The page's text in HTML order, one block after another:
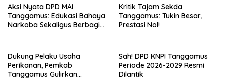
Aksi Nyata DPD MAI
Tanggamus: Edukasi Bahaya
Narkoba Sekaligus Berbagi
Kritik Tajam Sekda
Tanggamus: Tukin Besar,
Prestasi Nol!
Dukung Pelaku Usaha
Perikanan, Pemkab
Tanggamus Gulirkan
Sah! DPD KNPI Tanggamus
Periode 2026-2029 Resmi
Dilantik